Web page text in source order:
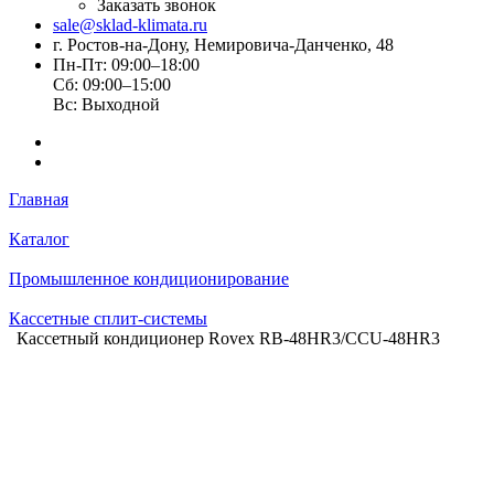
Заказать звонок
sale@sklad-klimata.ru
г. Ростов-на-Дону, Немировича-Данченко, 48
Пн-Пт: 09:00–18:00
Сб: 09:00–15:00
Вс: Выходной
Главная
Каталог
Промышленное кондиционирование
Кассетные сплит-системы
Кассетный кондиционер Rovex RB-48HR3/CCU-48HR3